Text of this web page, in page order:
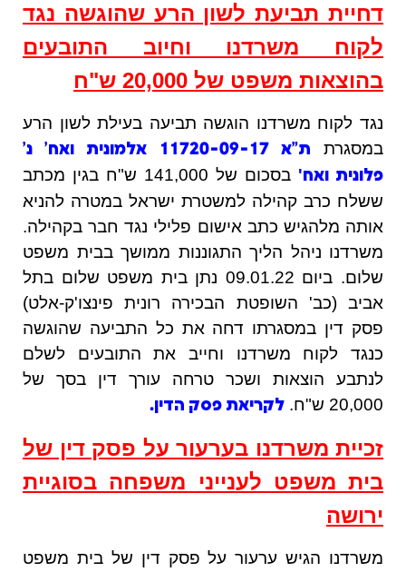
דחיית תביעת לשון הרע שהוגשה נגד
לקוח משרדנו וחיוב התובעים
בהוצאות משפט של 20,000 ש"ח
נגד לקוח משרדנו הוגשה תביעה בעילת לשון הרע
במסגרת
ת"א 11720-09-17 אלמונית ואח' נ'
פלונית ואח'
בסכום של 141,000 ש"ח בגין מכתב
ששלח כרב קהילה למשטרת ישראל במטרה להניא
אותה מלהגיש כתב אישום פלילי נגד חבר בקהילה.
משרדנו ניהל הליך התגוננות ממושך בבית משפט
שלום. ביום 09.01.22 נתן בית משפט שלום בתל
אביב (כב' השופטת הבכירה רונית פינצו'ק-אלט)
פסק דין במסגרתו דחה את כל התביעה שהוגשה
כנגד לקוח משרדנו וחייב את התובעים לשלם
לנתבע הוצאות ושכר טרחה עורך דין בסך של
20,000 ש"ח.
לקריאת פסק הדין.
זכיית משרדנו בערעור על פסק דין של
בית משפט לענייני משפחה בסוגיית
ירושה
משרדנו הגיש ערעור על פסק דין של בית משפט